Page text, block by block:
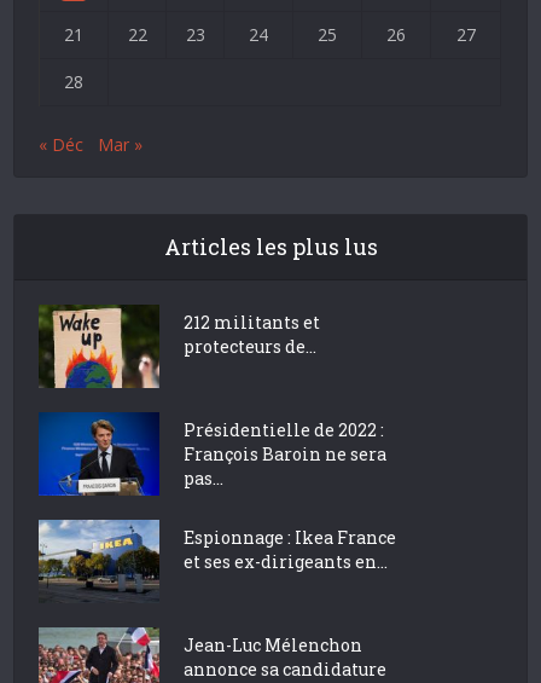
21 22 23 24 25 26 27
28
« Déc Mar »
Articles les plus lus
212 militants et
protecteurs de...
Présidentielle de 2022 :
François Baroin ne sera
pas...
Espionnage : Ikea France
et ses ex-dirigeants en...
Jean-Luc Mélenchon
annonce sa candidature